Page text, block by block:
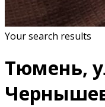
Your search results
Тюмень,